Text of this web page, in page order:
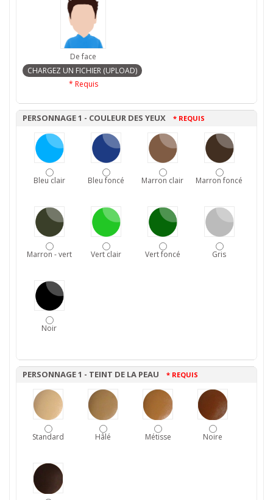
De face
* Requis
PERSONNAGE 1 - COULEUR DES YEUX * REQUIS
Bleu clair Bleu foncé Marron clair Marron foncé
Marron - vert Vert clair Vert foncé Gris
Noir
PERSONNAGE 1 - TEINT DE LA PEAU * REQUIS
Standard Hâlé Métisse Noire